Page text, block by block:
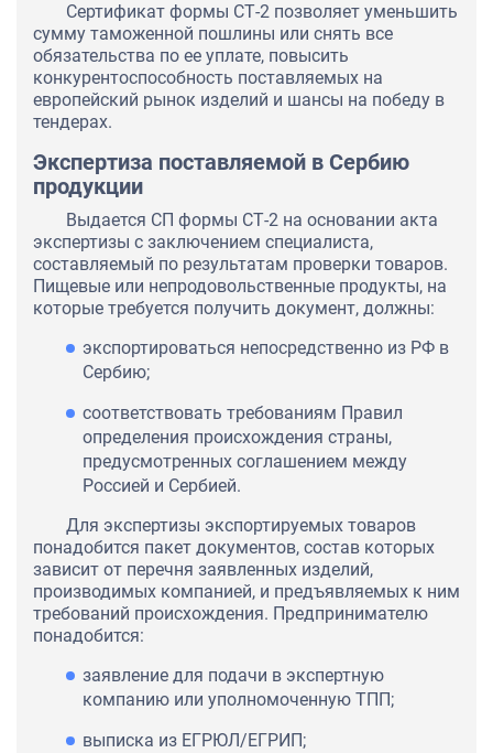
Сертификат формы СТ-2 позволяет уменьшить
сумму таможенной пошлины или снять все
обязательства по ее уплате, повысить
конкурентоспособность поставляемых на
европейский рынок изделий и шансы на победу в
тендерах.
Экспертиза поставляемой в Сербию
продукции
Выдается СП формы СТ-2 на основании акта
экспертизы с заключением специалиста,
составляемый по результатам проверки товаров.
Пищевые или непродовольственные продукты, на
которые требуется получить документ, должны:
экспортироваться непосредственно из РФ в
Сербию;
соответствовать требованиям Правил
определения происхождения страны,
предусмотренных соглашением между
Россией и Сербией.
Для экспертизы экспортируемых товаров
понадобится пакет документов, состав которых
зависит от перечня заявленных изделий,
производимых компанией, и предъявляемых к ним
требований происхождения. Предпринимателю
понадобится:
заявление для подачи в экспертную
компанию или уполномоченную ТПП;
выписка из ЕГРЮЛ/ЕГРИП;